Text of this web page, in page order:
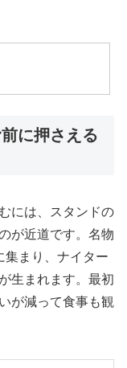
に押さえる
には、スタンドの
が近道です。名物
集まり、ナイター
生まれます。最初
が減って食事も観